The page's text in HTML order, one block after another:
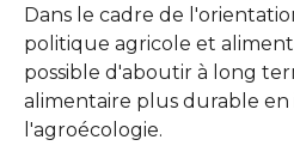
Dans le cadre de
politique agricole et
possible d'aboutir à long
alimentaire plus durable
l'agroécologie.